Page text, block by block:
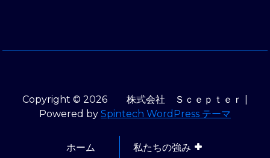
Copyright © 2026 株式会社 Ｓｃｅｐｔｅｒ |
Powered by Spintech WordPress テーマ
ホーム 私たちの強み